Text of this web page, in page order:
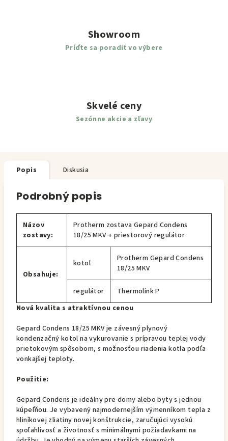
Showroom
Príďte sa poradiť vo výbere
Skvelé ceny
Sezónne akcie a zľavy
Popis Diskusia
Podrobný popis
Názov
zostavy:
Protherm zostava Gepard Condens
18/25 MKV + priestorový regulátor
Obsahuje:
kotol
Protherm Gepard Condens
18/25 MKV
regulátor
Thermolink P
Nová kvalita s atraktívnou cenou
Gepard Condens 18/25 MKV je závesný plynový
kondenzačný kotol na vykurovanie s prípravou teplej vody
prietokovým spôsobom, s možnosťou riadenia kotla podľa
vonkajšej teploty.
Použitie:
Gepard Condens je ideálny pre domy alebo byty s jednou
kúpeľňou. Je vybavený najmodernejším výmenníkom tepla z
hliníkovej zliatiny novej konštrukcie, zaručujúci vysokú
spoľahlivosť a životnosť s minimálnymi požiadavkami na